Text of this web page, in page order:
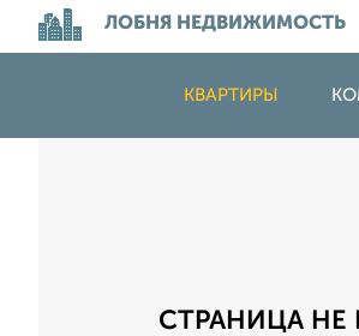
ЛОБНЯ НЕДВИЖИМОСТЬ
КВАРТИРЫ
СТРАНИЦА НЕ